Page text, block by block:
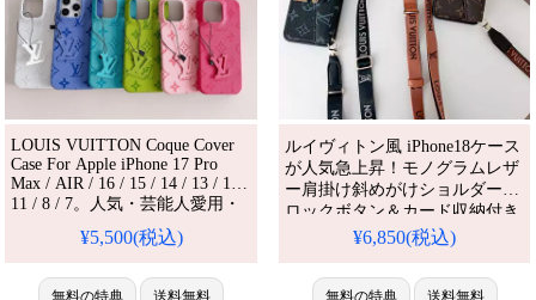
LOUIS VUITTON Coque Cover
Case For Apple iPhone 17 Pro
Max / AIR / 16 / 15 / 14 / 13 / 12 /
11 / 8 / 7。人気・芸能人愛用・
かわいい。耐衝撃・防水・多機
能。格安＆おしゃれ。
iPhone16pro/15promaxケース対
応。
¥5,500(税込)
無料の特典 送料無料
ルイヴィトン風 iPhone18ケース
が人気急上昇！モノグラムレザ
ー肩掛け斜めがけショルダー、
ロックボタン＆カード収納付き
ブランドロゴ入り。iPhone13/12
かわいいLV風モノグラムスタイ
¥6,850(税込)
無料の特典 送料無料